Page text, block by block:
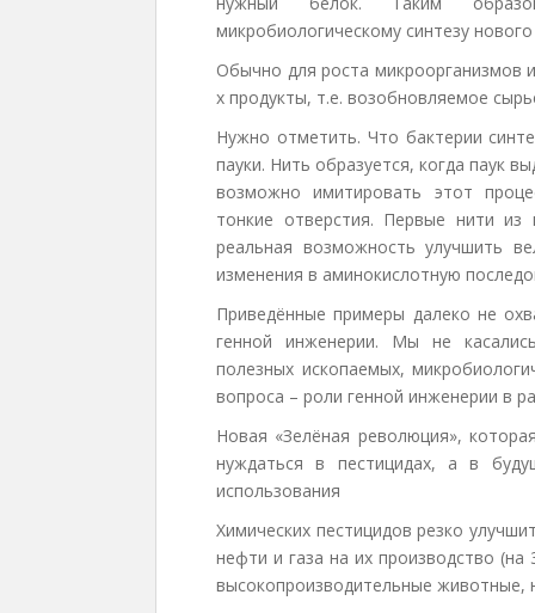
микробиологическому синтезу
Обычно для роста микроорганизмов
х продукты, т.е. возобновляемое
Нужно отметить. Что бактерии
пауки. Нить образуется, когда паук
возможно имитировать этот
тонкие отверстия. Первые нити из
реальная возможность улучшить
изменения в аминокислотную
Приведённые примеры далеко не
генной инженерии. Мы не
полезных ископаемых,
вопроса – роли генной инженерии в
Новая «Зелёная революция»,
нуждаться в пестицидах, а в
использования
Химических пестицидов резко
нефти и газа на их производство
высокопроизводительные